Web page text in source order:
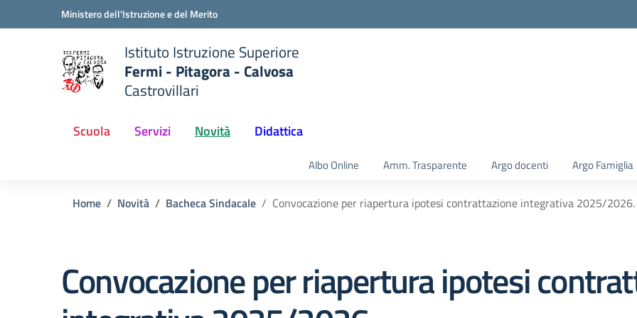
Vai ai contenuti
Vai al menu di navigazioneMinistero dell'Istruzione e del Merito
Istituto Istruzione Superiore
Fermi - Pitagora - Calvosa
Castrovillari
Scuola Servizi Novità Didattica
Albo Online Amm. Trasparente Argo docenti Argo Famiglia
Home Novità Bacheca Sindacale Convocazione per riapertura ipotesi contrattazione integrativa 2025/2026.
Convocazione per riapertura ipotesi